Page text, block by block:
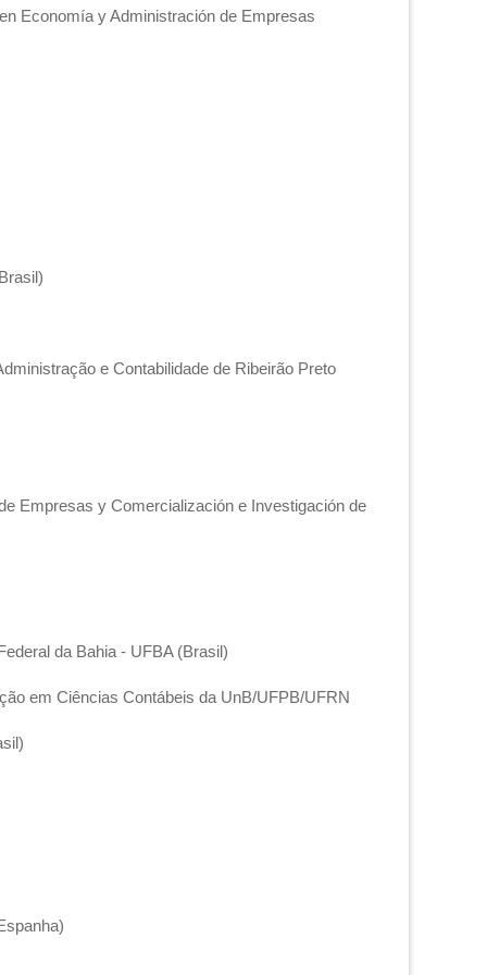
Economía y Administración de Empresas
e Contabilidade de Ribeirão Preto
Empresas y Comercialización e Investigación de
da Bahia - UFBA (Brasil)
em Ciências Contábeis da UnB/UFPB/UFRN